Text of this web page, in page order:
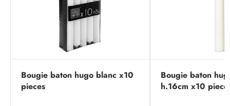
Bougie baton hugo blanc x10
pieces
Bougie baton
h.16cm x10